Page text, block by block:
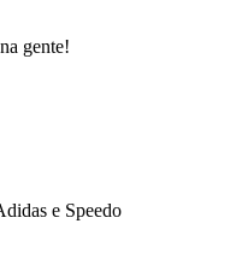
gente!
e Speedo